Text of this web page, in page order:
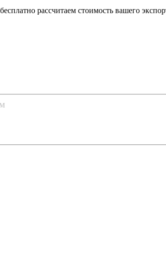
рассчитаем стоимость вашего